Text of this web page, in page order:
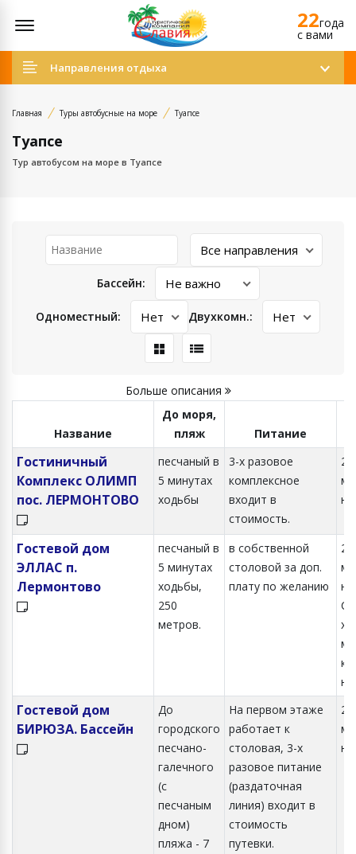
22года
c вами
Направления отдыха
Главная Туры автобусные на море Туапсе
Туапсе
Тур автобусом на море в Туапсе
Бассейн:
Одноместный: Двухкомн.:
Больше описания
Название
До моря,
пляж
Питание
Гостиничный
Комплекс ОЛИМП
пос. ЛЕРМОНТОВО
песчаный в
5 минутах
ходьбы
3-х разовое
комплексное
входит в
стоимость.
2-
Гостевой дом
ЭЛЛАС п.
Лермонтово
песчаный в
5 минутах
ходьбы,
250
метров.
в собственной
столовой за доп.
плату по желанию
2-
х,
Гостевой дом
БИРЮЗА. Бассейн
До
городского
песчано-
галечного
(с
песчаным
дном)
пляжа - 7
На первом этаже
работает к
столовая, 3-х
разовое питание
(раздаточная
линия) входит в
стоимость
путевки.